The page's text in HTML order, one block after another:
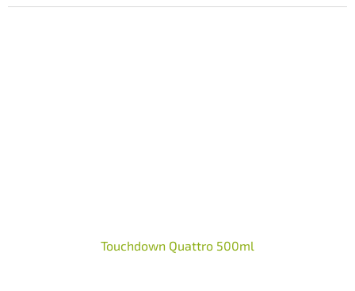
Touchdown Quattro 500ml